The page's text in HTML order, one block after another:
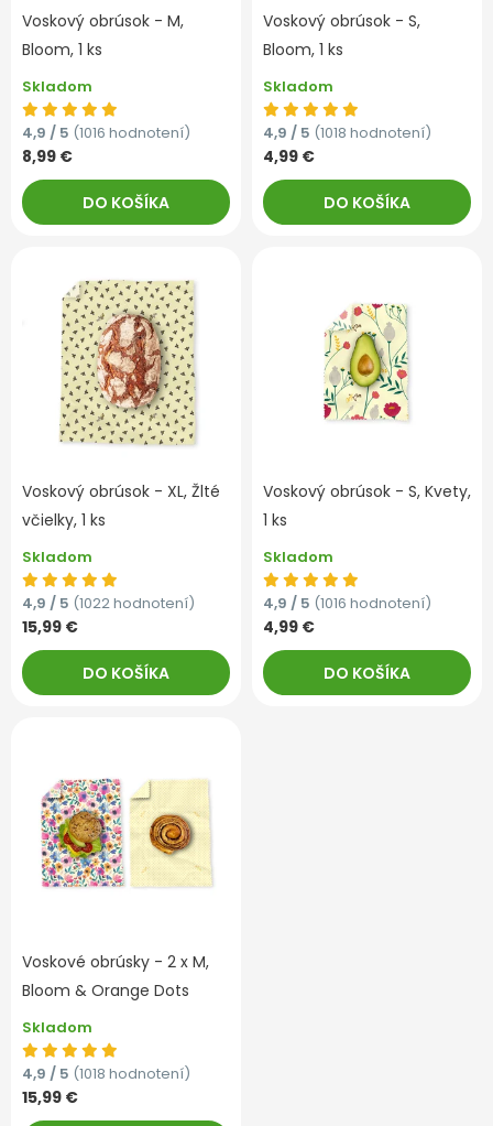
Voskový obrúsok - M,
Bloom, 1 ks
Skladom
4,9 / 5 (1016 hodnotení)
8,99 €
DO KOŠÍKA
Voskový obrúsok - S,
Bloom, 1 ks
Skladom
4,9 / 5 (1018 hodnotení)
4,99 €
DO KOŠÍKA
Voskový obrúsok - XL, Žlté
včielky, 1 ks
Skladom
4,9 / 5 (1022 hodnotení)
15,99 €
DO KOŠÍKA
Voskový obrúsok - S, Kvety,
1 ks
Skladom
4,9 / 5 (1016 hodnotení)
4,99 €
DO KOŠÍKA
Voskové obrúsky - 2 x M,
Bloom & Orange Dots
Skladom
4,9 / 5 (1018 hodnotení)
15,99 €